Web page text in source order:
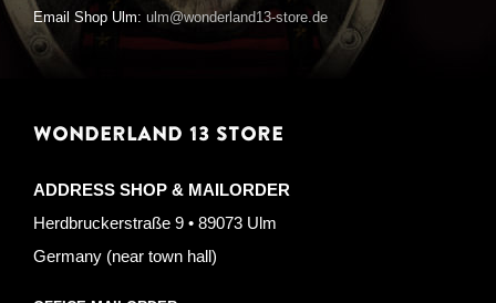
Email Shop Ulm: ulm@wonderland13-store.de
WONDERLAND 13 STORE
ADDRESS SHOP & MAILORDER
Herdbruckerstraße 9 • 89073 Ulm
Germany (near town hall)